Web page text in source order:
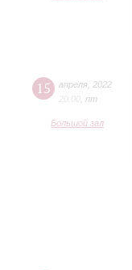
15 апреля 2022
20:00 пт
Большой зал